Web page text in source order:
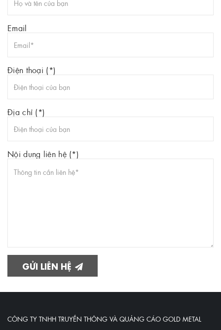
Email
Điện thoại (*)
Địa chỉ (*)
Nội dung liên hệ (*)
GỬI LIÊN HỆ
CÔNG TY TNHH TRUYỀN THÔNG VÀ QUẢNG CÁO GOLD METAL